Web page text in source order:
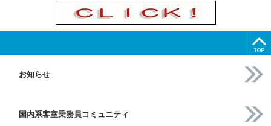
お知らせ
国内系客室乗務員コミュニティ